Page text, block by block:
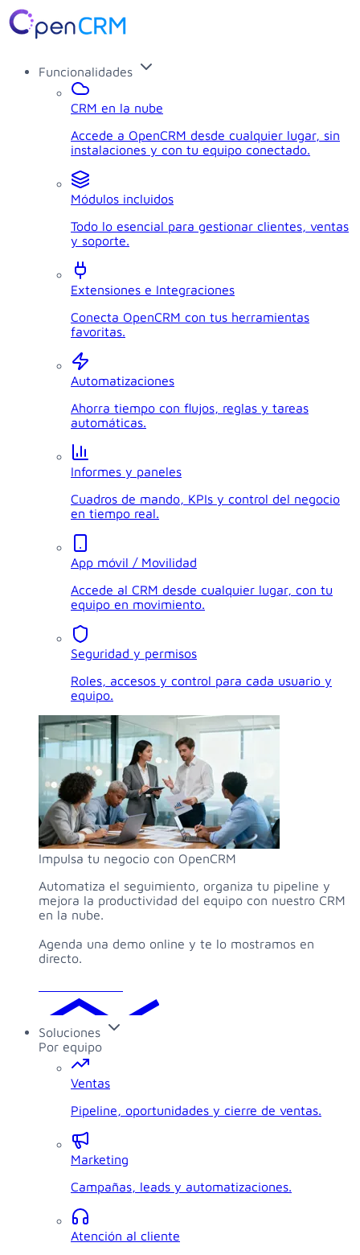
Funcionalidades
CRM en la nube
Accede a OpenCRM desde cualquier lugar, sin
instalaciones y con tu equipo conectado.
Módulos incluidos
Todo lo esencial para gestionar clientes, ventas
y soporte.
Extensiones e Integraciones
Conecta OpenCRM con tus herramientas
favoritas.
Automatizaciones
Ahorra tiempo con flujos, reglas y tareas
automáticas.
Informes y paneles
Cuadros de mando, KPIs y control del negocio
en tiempo real.
App móvil / Movilidad
Accede al CRM desde cualquier lugar, con tu
equipo en movimiento.
Seguridad y permisos
Roles, accesos y control para cada usuario y
equipo.
Impulsa tu negocio con OpenCRM
Automatiza el seguimiento, organiza tu pipeline y
mejora la productividad del equipo con nuestro CRM
en la nube.
Agenda una demo online y te lo mostramos en
directo.
Soluciones
Por equipo
Ventas
Pipeline, oportunidades y cierre de ventas.
Marketing
Campañas, leads y automatizaciones.
Atención al cliente